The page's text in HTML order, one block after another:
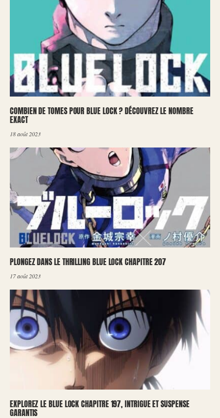
COMBIEN DE TOMES POUR BLUE LOCK ? DÉCOUVREZ LE NOMBRE
EXACT
18 août 2023
PLONGEZ DANS LE THRILLING BLUE LOCK CHAPITRE 207
17 août 2023
EXPLOREZ LE BLUE LOCK CHAPITRE 197, INTRIGUE ET SUSPENSE
GARANTIS